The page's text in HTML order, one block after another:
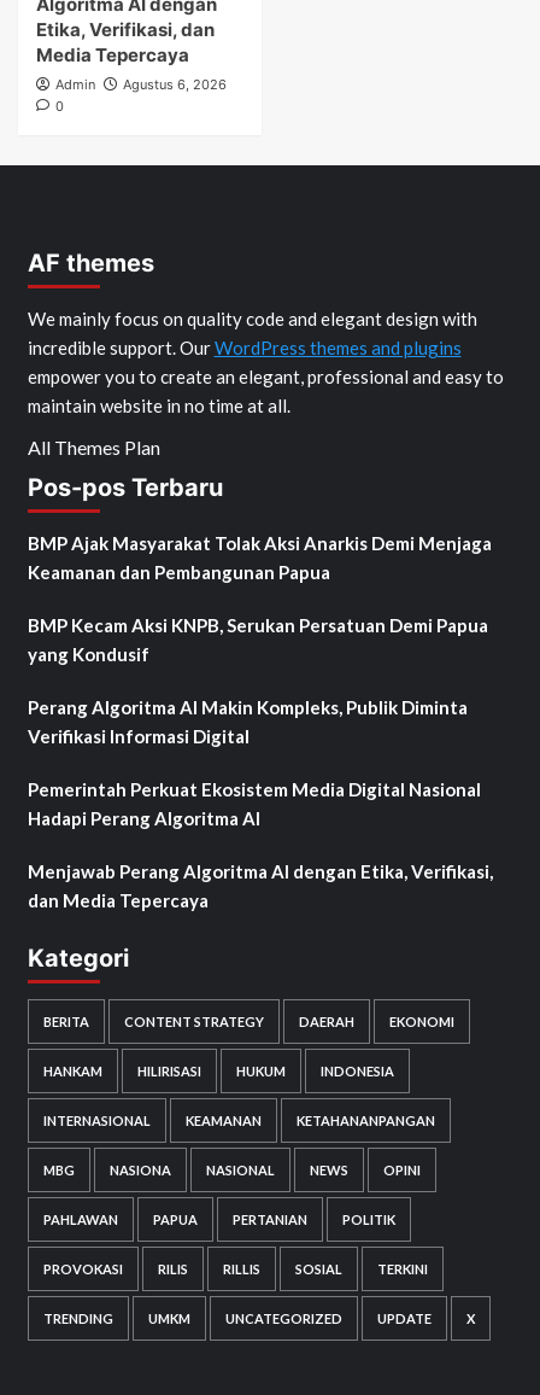
Etika, Verifikasi, dan
Media Tepercaya
Admin
Agustus 6, 2026
0
AF themes
We mainly focus on quality code and elegant design with
incredible support. OurWordPress themes and plugins
empower you to create an elegant, professional and easy to
maintain website in no time at all.
All Themes Plan
Pos-pos Terbaru
BMP Ajak Masyarakat Tolak Aksi Anarkis Demi Menjaga
Keamanan dan Pembangunan Papua
BMP Kecam Aksi KNPB, Serukan Persatuan Demi Papua
yang Kondusif
Perang Algoritma AI Makin Kompleks, Publik Diminta
Verifikasi Informasi Digital
Pemerintah Perkuat Ekosistem Media Digital Nasional
Hadapi Perang Algoritma AI
Menjawab Perang Algoritma AI dengan Etika, Verifikasi,
dan Media Tepercaya
Kategori
BERITA CONTENT STRATEGY DAERAH EKONOMI
HANKAM HILIRISASI HUKUM INDONESIA
INTERNASIONAL KEAMANAN KETAHANANPANGAN
MBG NASIONA NASIONAL NEWS OPINI
PAHLAWAN PAPUA PERTANIAN POLITIK
PROVOKASI RILIS RILLIS SOSIAL TERKINI
TRENDING UMKM UNCATEGORIZED UPDATE X